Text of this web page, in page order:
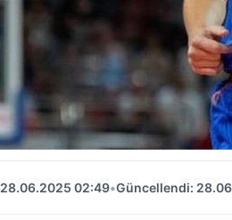
28.06.2025 02:49•Güncellendi: